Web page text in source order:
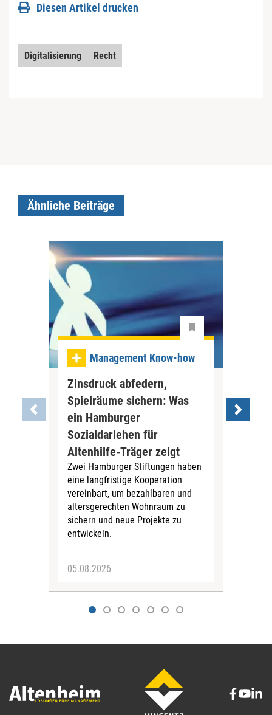
Diesen Artikel drucken
Digitalisierung Recht
Ähnliche Beiträge
Management Know-how
Zinsdruck abfedern,
Spielräume sichern: Was
ein Hamburger
Sozialdarlehen für
Altenhilfe-Träger zeigt
Zwei Hamburger Stiftungen haben
eine langfristige Kooperation
vereinbart, um bezahlbaren und
altersgerechten Wohnraum zu
sichern und neue Projekte zu
entwickeln.
05.08.2026